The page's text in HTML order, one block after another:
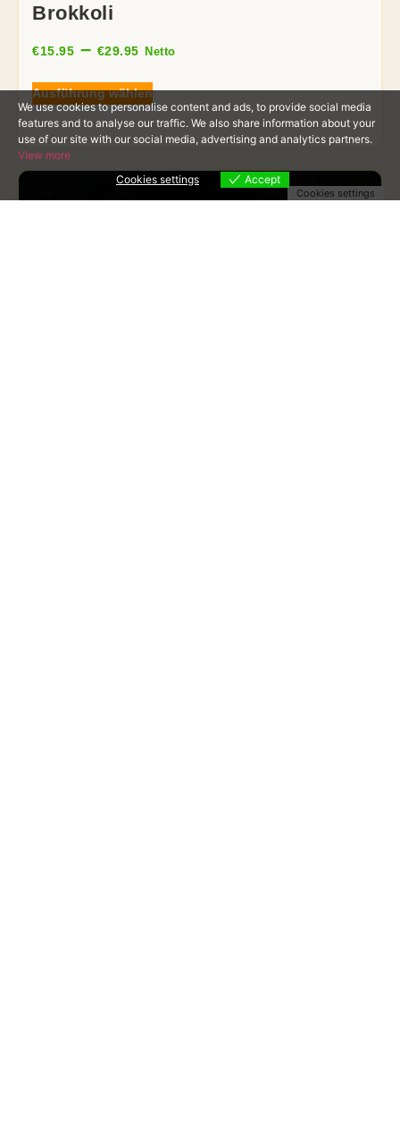
Brokkoli
€15.95 – €29.95 Netto
Ausführung wählen
We use cookies to personalise content and ads, to provide social media
features and to analyse our traffic. We also share information about your
use of our site with our social media, advertising and analytics partners.
View more
Cookies settings
Accept
Cookies settings